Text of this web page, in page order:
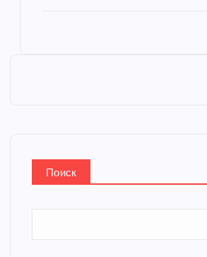
Поиск